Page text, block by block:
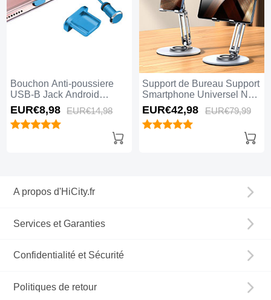
Bouchon Anti-poussiere
USB-B Jack Android
Universel H01 Bleu
EUR€8,98 EUR€14,98
Support de Bureau Support
Smartphone Universel N27
Argent
EUR€42,98 EUR€79,99
A propos d'HiCity.fr
Services et Garanties
Confidentialité et Sécurité
Politiques de retour